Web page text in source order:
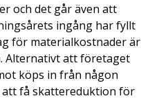
och det går även att
ingång har fyllt
för materialkostnader är
Alternativt att företaget
köps in från någon
få skattereduktion för